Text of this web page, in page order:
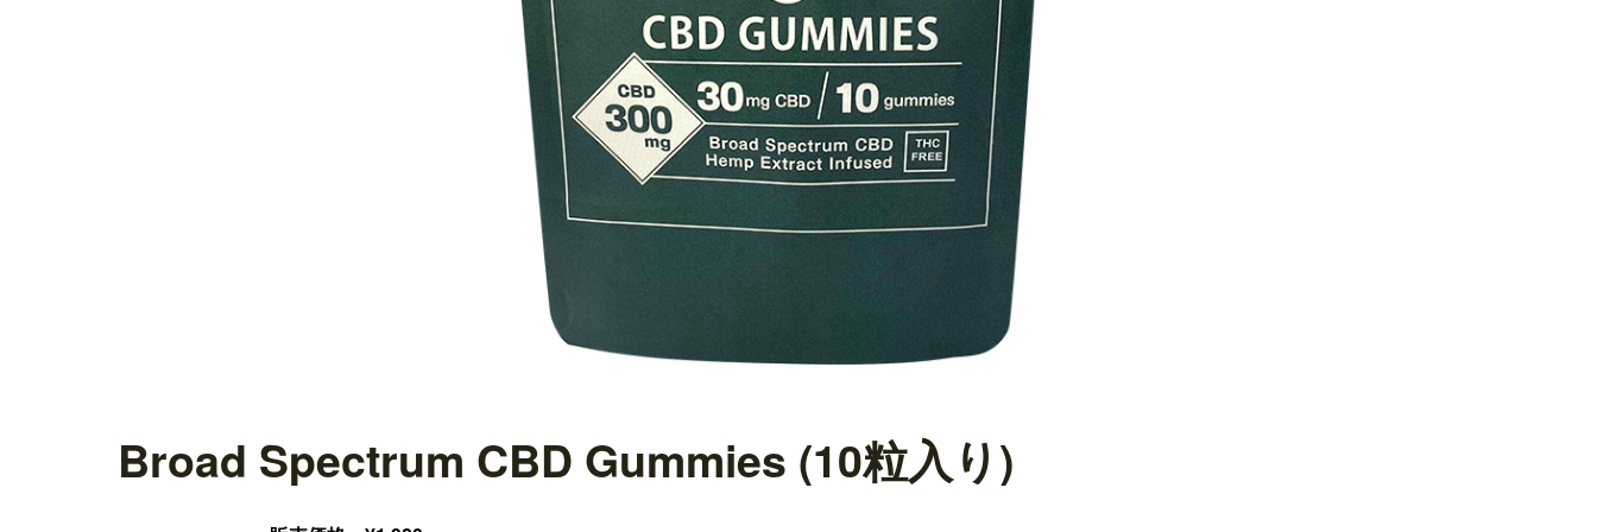
Broad Spectrum CBD Gummies (10粒入り)